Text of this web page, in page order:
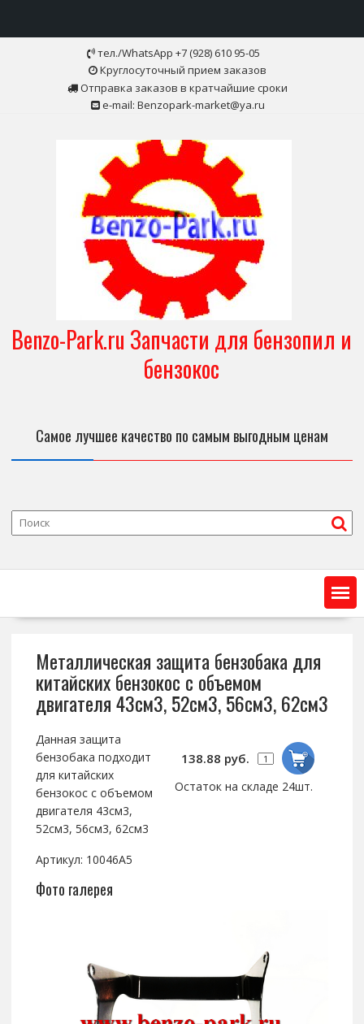
тел./WhatsApp +7 (928) 610 95-05
Круглосуточный прием заказов
Отправка заказов в кратчайшие сроки
e-mail: Benzopark-market@ya.ru
Benzo-Park.ru Запчасти для бензопил и
бензокос
Самое лучшее качество по самым выгодным ценам
Металлическая защита бензобака для
китайских бензокос с объемом
двигателя 43см3, 52см3, 56см3, 62см3
138.88 руб.
Остаток на складе 24шт.
Данная защита
бензобака подходит
для китайских
бензокос с объемом
двигателя 43см3,
52см3, 56см3, 62см3
Артикул: 10046A5
Фото галерея